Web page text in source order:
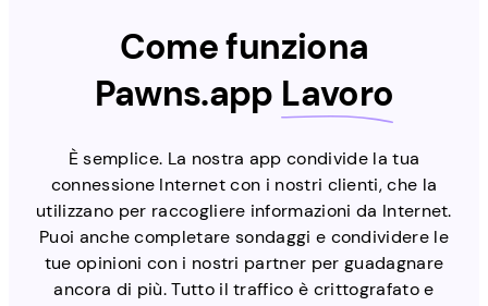
Come funziona
Pawns.app Lavoro
È semplice. La nostra app condivide la tua
connessione Internet con i nostri clienti, che la
utilizzano per raccogliere informazioni da Internet.
Puoi anche completare sondaggi e condividere le
tue opinioni con i nostri partner per guadagnare
ancora di più. Tutto il traffico è crittografato e